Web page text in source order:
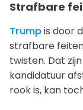
Strafbare
Trumpis door
strafbare
twisten. Dat
kandidatuur
rook is, kan